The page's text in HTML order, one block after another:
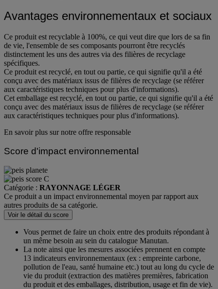
Avantages environnementaux et sociaux
Ce produit est recyclable à 100%, ce qui veut dire que lors de sa fin
de vie, l'ensemble de ses composants pourront être recyclés
distinctement les uns des autres via des filières de recyclage
spécifiques.
Ce produit est recyclé, en tout ou partie, ce qui signifie qu'il a été
conçu avec des matériaux issus de filières de recyclage (se référer
aux caractéristiques techniques pour plus d'informations).
Cet emballage est recyclé, en tout ou partie, ce qui signifie qu'il a été
conçu avec des matériaux issus de filières de recyclage (se référer
aux caractéristiques techniques pour plus d'informations).
En savoir plus sur notre offre responsable
Score d'impact environnemental
Catégorie : RAYONNAGE LÉGER
Ce produit a un impact environnemental moyen par rapport aux
autres produits de sa catégorie.
Voir le détail du score
Vous permet de faire un choix entre des produits répondant à
un même besoin au sein du catalogue Manutan.
La note ainsi que les mesures associées prennent en compte
13 indicateurs environnementaux (ex : empreinte carbone,
pollution de l'eau, santé humaine etc.) tout au long du cycle de
vie du produit (extraction des matières premières, fabrication
du produit et des emballages, distribution, usage et fin de vie).